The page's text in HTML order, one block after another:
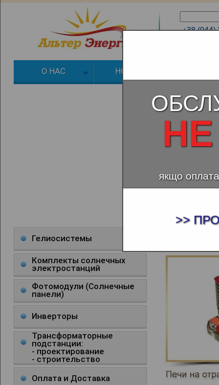
+38 (044)
О НАС НОВОСТИ
Гелиосистемы
Комплекты солнечных
электростанций
Фотомодули (Солнечные
панели)
Инверторы
Трансформаторные
подстанции:
- проектирование
- строительство
Оплата и Доставка
якщо
>>